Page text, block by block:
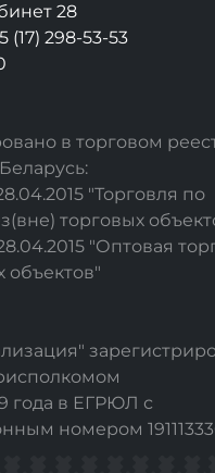
28
(17) 298-53-53
в торговом
"Торговля по
торговых
"Оптовая
объектов"
года в ЕГРЮЛ с
номером